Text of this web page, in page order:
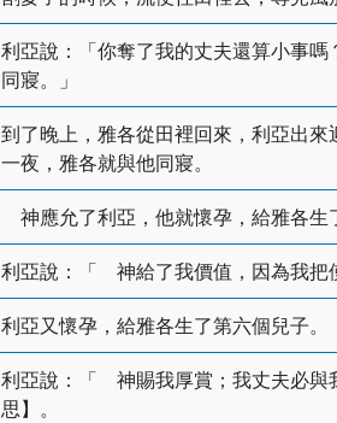
利亞說：「你奪了我的丈夫還算小事
同寢。」
到了晚上，雅各從田裡回來，利亞出
一夜，雅各就與他同寢。
神應允了利亞，他就懷孕，給雅各生
利亞說：「 神給了我價值，因為我把
利亞又懷孕，給雅各生了第六個兒子。
利亞說：「 神賜我厚賞；我丈夫必與
思】。